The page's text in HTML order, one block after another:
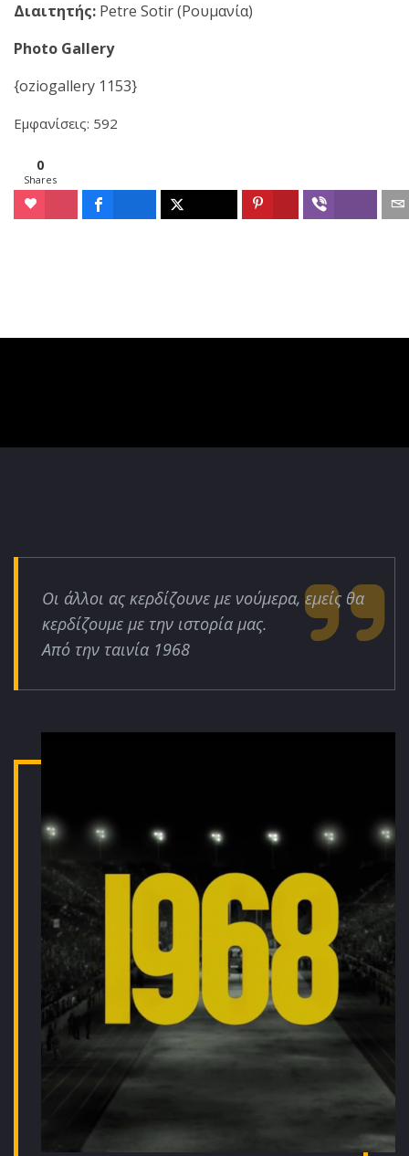
Διαιτητής: Petre Sotir (Ρουμανία)
Photo Gallery
{oziogallery 1153}
Εμφανίσεις: 592
0
Shares
Οι άλλοι ας κερδίζουνε με νούμερα, εμείς θα
κερδίζουμε με την ιστορία μας.
Από την ταινία 1968